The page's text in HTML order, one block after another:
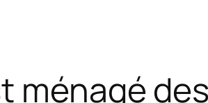
ménagé